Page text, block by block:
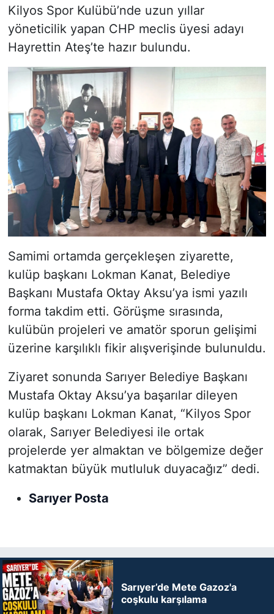
Kilyos Spor Kulübü’nde uzun yıllar
yöneticilik yapan CHP meclis üyesi adayı
Hayrettin Ateş’te hazır bulundu.
Samimi ortamda gerçekleşen ziyarette,
kulüp başkanı Lokman Kanat, Belediye
Başkanı Mustafa Oktay Aksu’ya ismi yazılı
forma takdim etti. Görüşme sırasında,
kulübün projeleri ve amatör sporun gelişimi
üzerine karşılıklı fikir alışverişinde bulunuldu.
Ziyaret sonunda Sarıyer Belediye Başkanı
Mustafa Oktay Aksu’ya başarılar dileyen
kulüp başkanı Lokman Kanat, “Kilyos Spor
olarak, Sarıyer Belediyesi ile ortak
projelerde yer almaktan ve bölgemize değer
katmaktan büyük mutluluk duyacağız” dedi.
Sarıyer Posta
Sarıyer’de Mete Gazoz'a
coşkulu karşılama
YAŞAM